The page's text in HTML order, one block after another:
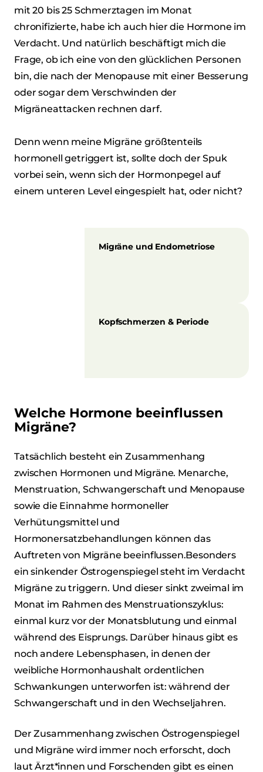
mit 20 bis 25 Schmerztagen im Monat
chronifizierte, habe ich auch hier die Hormone im
Verdacht. Und natürlich beschäftigt mich die
Frage, ob ich eine von den glücklichen Personen
bin, die nach der Menopause mit einer Besserung
oder sogar dem Verschwinden der
Migräneattacken rechnen darf.
Denn wenn meine Migräne größtenteils
hormonell getriggert ist, sollte doch der Spuk
vorbei sein, wenn sich der Hormonpegel auf
einem unteren Level eingespielt hat, oder nicht?
Migräne und Endometriose
Kopfschmerzen & Periode
Welche Hormone beeinflussen
Migräne?
Tatsächlich besteht ein Zusammenhang
zwischen Hormonen und Migräne. Menarche,
Menstruation, Schwangerschaft und Menopause
sowie die Einnahme hormoneller
Verhütungsmittel und
Hormonersatzbehandlungen können das
Auftreten von Migräne beeinflussen.Besonders
ein sinkender Östrogenspiegel steht im Verdacht
Migräne zu triggern. Und dieser sinkt zweimal im
Monat im Rahmen des Menstruationszyklus:
einmal kurz vor der Monatsblutung und einmal
während des Eisprungs. Darüber hinaus gibt es
noch andere Lebensphasen, in denen der
weibliche Hormonhaushalt ordentlichen
Schwankungen unterworfen ist: während der
Schwangerschaft und in den Wechseljahren.
Der Zusammenhang zwischen Östrogenspiegel
und Migräne wird immer noch erforscht, doch
laut Ärzt*innen und Forschenden gibt es einen